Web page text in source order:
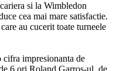
si la Wimbledon
cea mai mare satisfactie.
au cucerit toate turneele
impresionanta de
6 ori Roland Garros-ul, de